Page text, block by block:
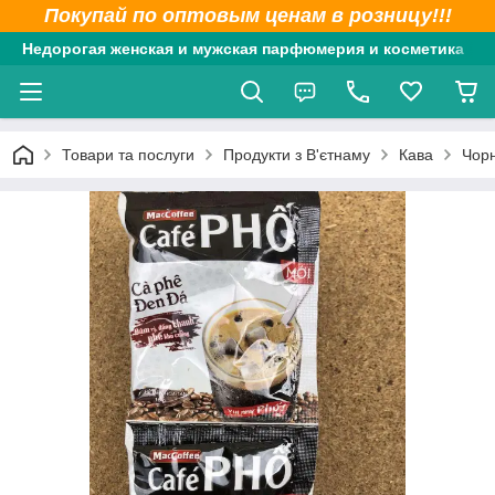
Покупай по оптовым ценам в розницу!!!
Недорогая женская и мужская парфюмерия и косметика
Товари та послуги Продукти з В'єтнаму Кава